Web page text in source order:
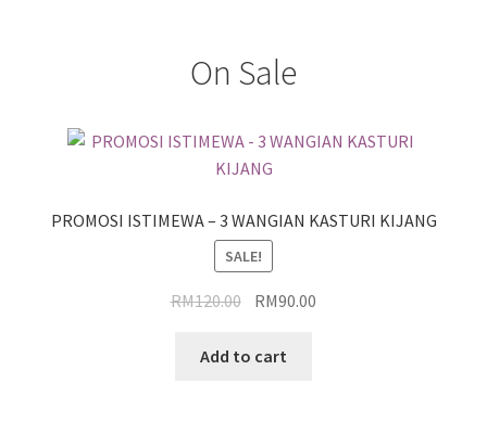
On Sale
PROMOSI ISTIMEWA – 3 WANGIAN KASTURI KIJANG
SALE!
RM120.00 RM90.00
Add to cart